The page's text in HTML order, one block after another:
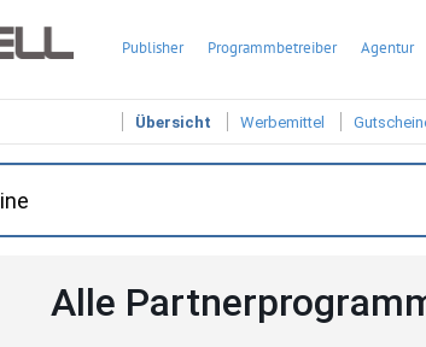
Publisher Programmbetreiber Agentur
Übersicht Werbemittel
Alle